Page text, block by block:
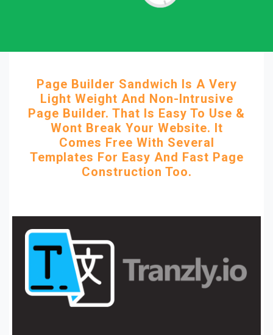
Page Builder Sandwich Is A Very
Light Weight And Non-Intrusive
Page Builder. That Is Easy To Use &
Wont Break Your Website. It
Comes Free With Several
Templates For Easy And Fast Page
Construction Too.